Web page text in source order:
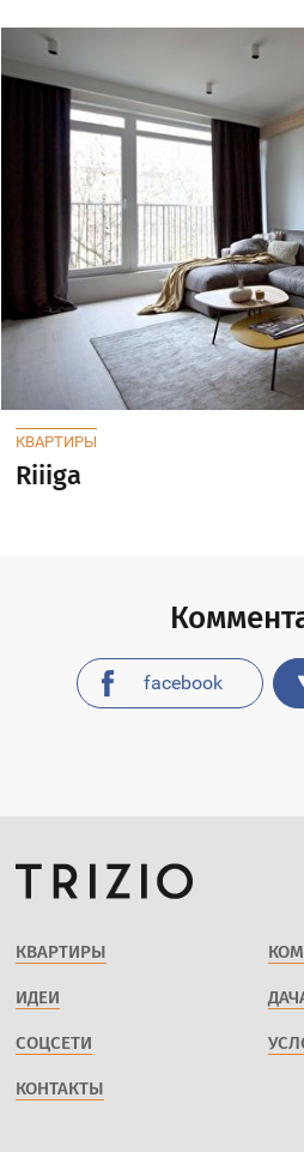
КВАРТИРЫ
Riiiga
facebook
КВАРТИРЫ
ИДЕИ
СОЦСЕТИ
КОНТАКТЫ